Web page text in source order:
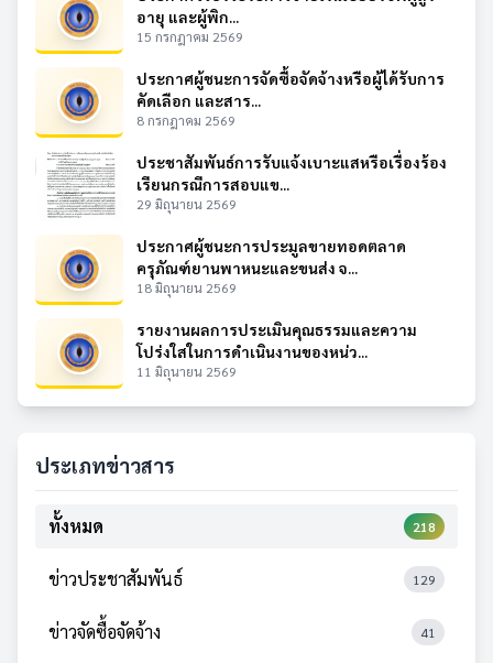
อายุ และผู้พิก...
15 กรกฎาคม 2569
ประกาศผู้ชนะการจัดซื้อจัดจ้างหรือผู้ได้รับการ
คัดเลือก และสาร...
8 กรกฎาคม 2569
ประชาสัมพันธ์การรับแจ้งเบาะแสหรือเรื่องร้อง
เรียนกรณีการสอบแข...
29 มิถุนายน 2569
ประกาศผู้ชนะการประมูลขายทอดตลาด
ครุภัณฑ์ยานพาหนะและขนส่ง จ...
18 มิถุนายน 2569
รายงานผลการประเมินคุณธรรมและความ
โปร่งใสในการดำเนินงานของหน่ว...
11 มิถุนายน 2569
ประเภทข่าวสาร
ทั้งหมด 218
ข่าวประชาสัมพันธ์ 129
ข่าวจัดซื้อจัดจ้าง 41